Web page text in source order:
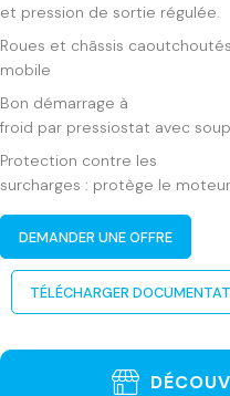
et pression de sortie régulée.
Roues et châssis
mobile
Bon démarrage à
froid par pressiostat avec
Protection contre les
surcharges : protège le
DEMANDER UNE OFFRE
TÉLÉCHARGER